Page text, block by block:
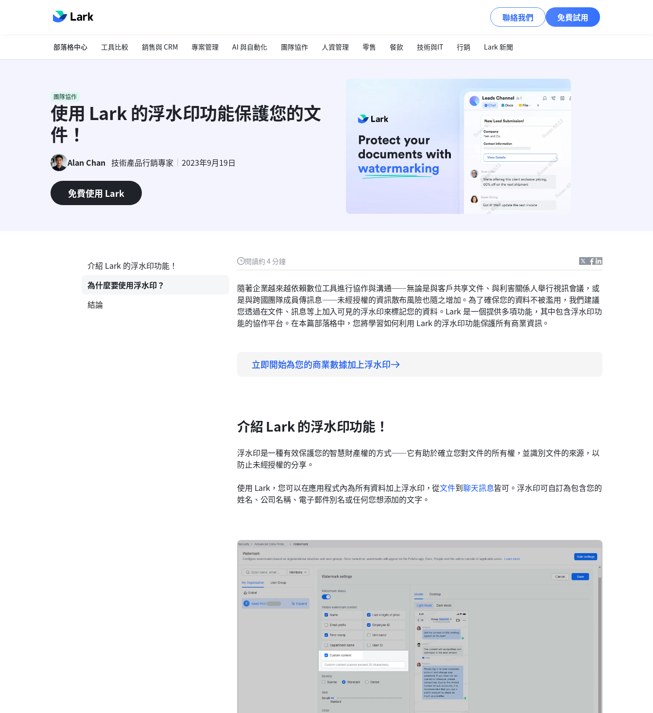
聯絡我們 免費試用
部落格中心 工具比較 銷售與 CRM 專案管理 AI 與自動化 團隊協作 人資管理 零售 餐飲 技術與IT 行銷 Lark 新聞
團隊協作
使用 Lark 的浮水印功能保護您的文
件！
Alan Chan 技術產品行銷專家 2023年9月19日
免費使用 Lark
閱讀約 4 分鐘
隨著企業越來越依賴數位工具進行協作與溝通——無論是與客戶共享文件、與利害關係人舉行視訊會議，或
是與跨國團隊成員傳訊息——未經授權的資訊散布風險也隨之增加。為了確保您的資料不被濫用，我們建議
您透過在文件、訊息等上加入可見的浮水印來標記您的資料。Lark 是一個提供多項功能，其中包含浮水印功
能的協作平台。在本篇部落格中，您將學習如何利用 Lark 的浮水印功能保護所有商業資訊。
立即開始為您的商業數據加上浮水印
介紹 Lark 的浮水印功能！
浮水印是一種有效保護您的智慧財產權的方式——它有助於確立您對文件的所有權，並識別文件的來源，以
防止未經授權的分享。
使用 Lark，您可以在應用程式內為所有資料加上浮水印，從文件到聊天訊息皆可。浮水印可自訂為包含您的
姓名、公司名稱、電子郵件別名或任何您想添加的文字。
介紹 Lark 的浮水印功能！
為什麼要使用浮水印？
結論